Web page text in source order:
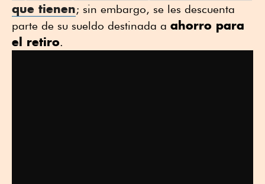
que tienen; sin embargo, se les descuenta
parte de su sueldo destinada a ahorro para
el retiro.